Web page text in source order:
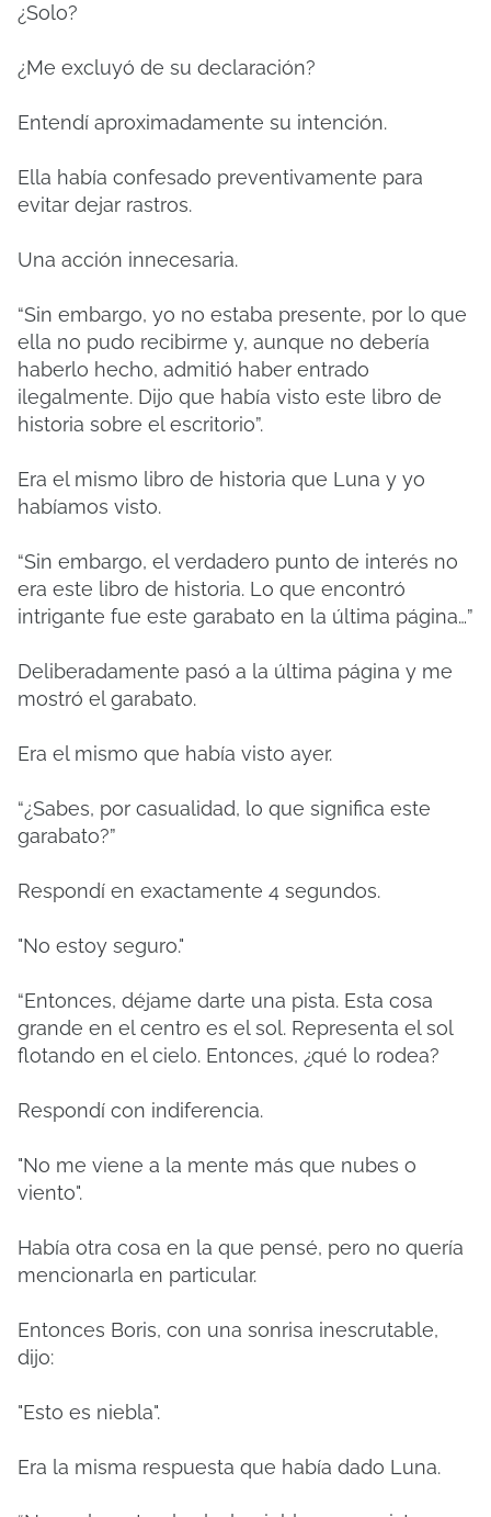
¿Solo?
¿Me excluyó de su declaración?
Entendí aproximadamente su intención.
Ella había confesado preventivamente para
evitar dejar rastros.
Una acción innecesaria.
“Sin embargo, yo no estaba presente, por lo que
ella no pudo recibirme y, aunque no debería
haberlo hecho, admitió haber entrado
ilegalmente. Dijo que había visto este libro de
historia sobre el escritorio”.
Era el mismo libro de historia que Luna y yo
habíamos visto.
“Sin embargo, el verdadero punto de interés no
era este libro de historia. Lo que encontró
intrigante fue este garabato en la última página…”
Deliberadamente pasó a la última página y me
mostró el garabato.
Era el mismo que había visto ayer.
“¿Sabes, por casualidad, lo que significa este
garabato?”
Respondí en exactamente 4 segundos.
"No estoy seguro."
“Entonces, déjame darte una pista. Esta cosa
grande en el centro es el sol. Representa el sol
flotando en el cielo. Entonces, ¿qué lo rodea?
Respondí con indiferencia.
"No me viene a la mente más que nubes o
viento".
Había otra cosa en la que pensé, pero no quería
mencionarla en particular.
Entonces Boris, con una sonrisa inescrutable,
dijo:
"Esto es niebla".
Era la misma respuesta que había dado Luna.